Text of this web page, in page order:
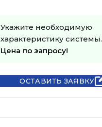
Укажите необходимую
характеристику системы.
Цена по запросу!
ОСТАВИТЬ ЗАЯВКУ